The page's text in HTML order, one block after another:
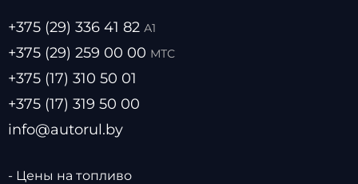
+375 (29) 336 41 82 А1
+375 (29) 259 00 00 МТС
+375 (17) 310 50 01
+375 (17) 319 50 00
info@autorul.by
- Цены на топливо